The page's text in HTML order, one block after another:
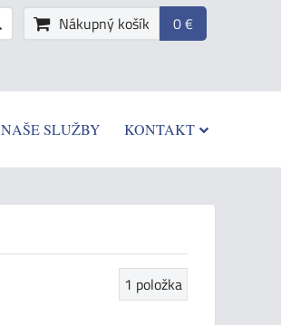
Nákupný košík 0 €
NAŠE SLUŽBY KONTAKT
1 položka